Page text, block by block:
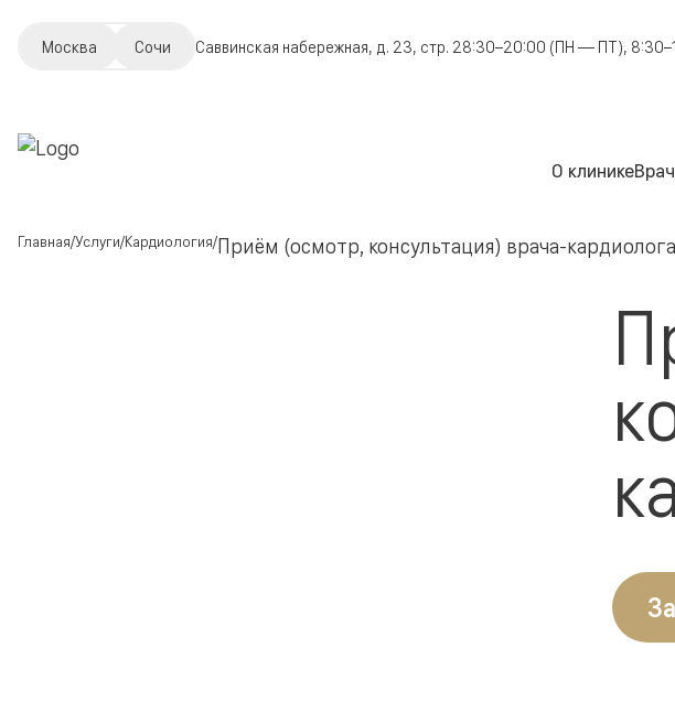
Москва Сочи Саввинская набережная, д. 23, стр. 28:30–20:00 (ПН — ПТ),
О клинике
Главная Услуги Кардиология Приём (осмотр, консультация) врача-